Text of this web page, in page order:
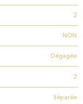
2
NON
Dégagée
2
Séparée